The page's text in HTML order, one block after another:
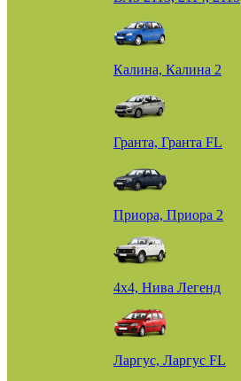
Калина, Калина 2
Гранта, Гранта FL
Приора, Приора 2
4х4, Нива Легенд
Ларгус, Ларгус FL